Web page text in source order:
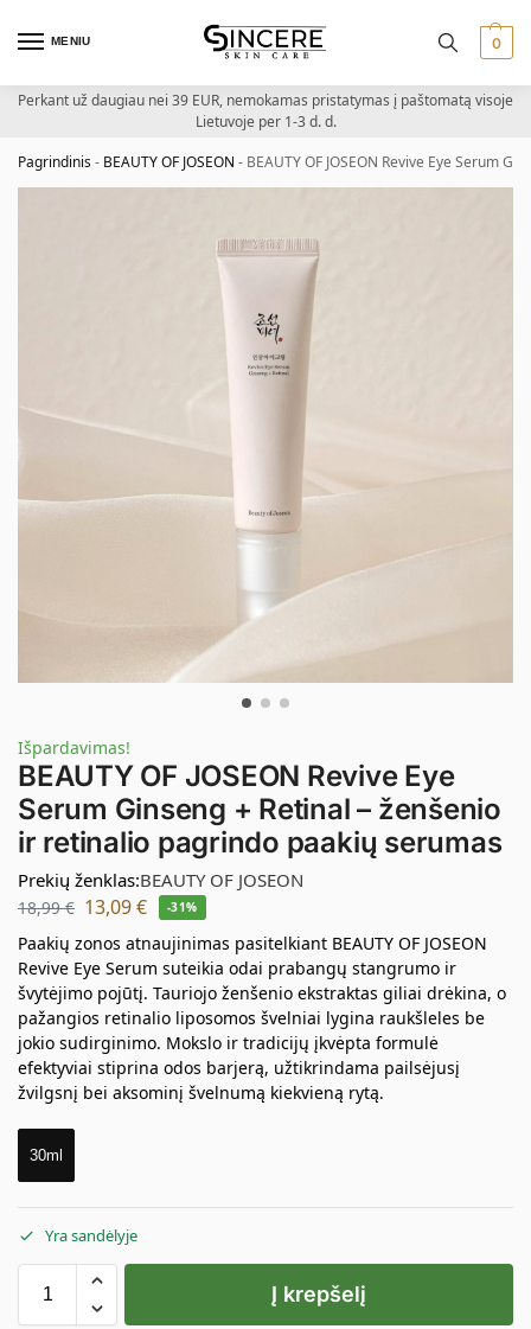
MENIU 0
Perkant už daugiau nei 39 EUR, nemokamas pristatymas į paštomatą visoje
Lietuvoje per 1-3 d. d.
Pagrindinis- BEAUTY OF JOSEON - BEAUTY OF JOSEON Revive Eye Serum
Išpardavimas!
BEAUTY OF JOSEON Revive Eye
Serum Ginseng + Retinal – ženšenio
ir retinalio pagrindo paakių serumas
Prekių ženklas:BEAUTY OF JOSEON
18,99€ 13,09€ -31%
Paakių zonos atnaujinimas pasitelkiant BEAUTY OF JOSEON
Revive Eye Serum suteikia odai prabangų stangrumo ir
švytėjimo pojūtį. Tauriojo ženšenio ekstraktas giliai drėkina, o
pažangios retinalio liposomos švelniai lygina raukšleles be
jokio sudirginimo. Mokslo ir tradicijų įkvėpta formulė
efektyviai stiprina odos barjerą, užtikrindama pailsėjusį
žvilgsnį bei aksominį švelnumą kiekvieną rytą.
30ml
Yra sandėlyje
Į krepšelį